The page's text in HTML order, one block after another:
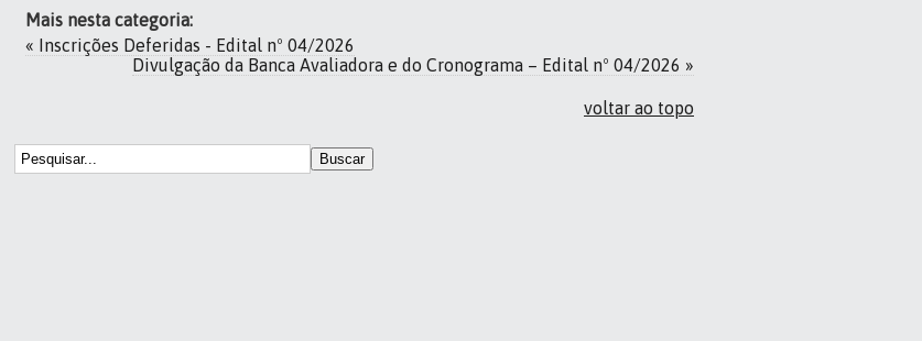
Mais nesta categoria:
« Inscrições Deferidas - Edital nº 04/2026
Divulgação da Banca Avaliadora e do Cronograma – Edital nº 04/2026 »
voltar ao topo
Buscar